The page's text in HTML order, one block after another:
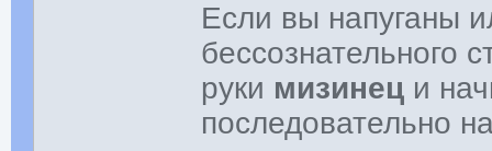
Если вы напуганы
бессознательного
руки мизинец и
последовательно